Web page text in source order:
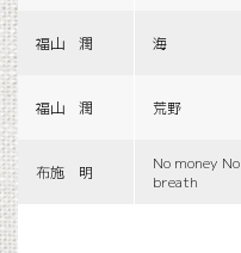
福山 潤 海
福山 潤 荒野
布施 明
No money No
breath